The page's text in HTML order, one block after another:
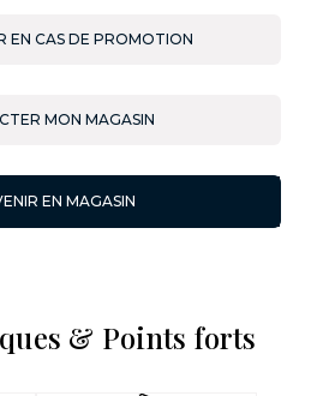
EN CAS DE PROMOTION
MON MAGASIN
EN MAGASIN
& Points forts